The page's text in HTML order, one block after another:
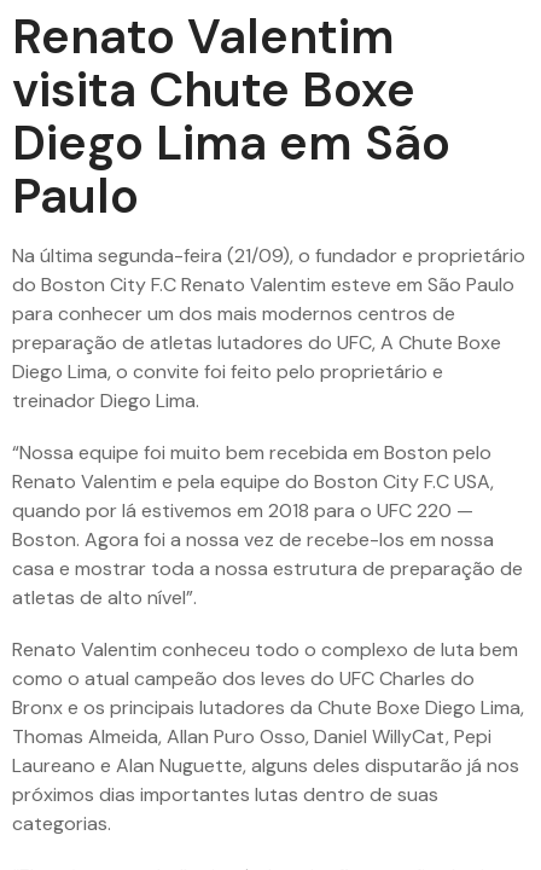
Renato Valentim
visita Chute Boxe
Diego Lima em São
Paulo
Na última segunda-feira (21/09), o fundador e proprietário
do Boston City F.C Renato Valentim esteve em São Paulo
para conhecer um dos mais modernos centros de
preparação de atletas lutadores do UFC, A Chute Boxe
Diego Lima, o convite foi feito pelo proprietário e
treinador Diego Lima.
“Nossa equipe foi muito bem recebida em Boston pelo
Renato Valentim e pela equipe do Boston City F.C USA,
quando por lá estivemos em 2018 para o UFC 220 —
Boston. Agora foi a nossa vez de recebe-los em nossa
casa e mostrar toda a nossa estrutura de preparação de
atletas de alto nível”.
Renato Valentim conheceu todo o complexo de luta bem
como o atual campeão dos leves do UFC Charles do
Bronx e os principais lutadores da Chute Boxe Diego Lima,
Thomas Almeida, Allan Puro Osso, Daniel WillyCat, Pepi
Laureano e Alan Nuguette, alguns deles disputarão já nos
próximos dias importantes lutas dentro de suas
categorias.